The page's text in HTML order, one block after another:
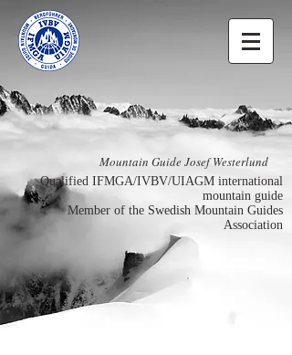
Mountain Guide Josef Westerlund
Qualified IFMGA/IVBV/UIAGM international
mountain guide
Member of the Swedish Mountain Guides
Association